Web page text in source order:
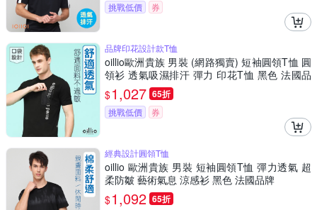
挑戰低價 券
品牌印花設計款T恤
oillio歐洲貴族 男裝 (網路獨賣) 短袖圓領T恤 圓
領衫 透氣吸濕排汗 彈力 印花T恤 黑色 法國品
牌
$1,027 65折
挑戰低價 券
經典設計圓領T恤
oillio 歐洲貴族 男裝 短袖圓領T恤 彈力透氣 超
柔防皺 藝術氣息 涼感衫 黑色 法國品牌
$1,092 65折